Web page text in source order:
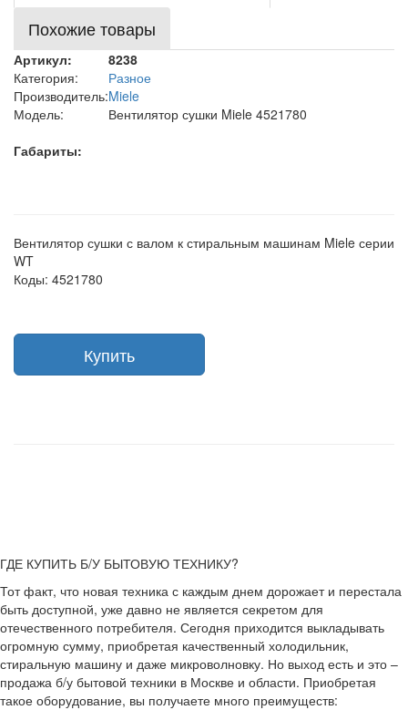
Похожие товары
Артикул:
8238
Категория:
Разное
Производитель:Miele
Модель:
Вентилятор сушки Miele 4521780
Габариты:
Вентилятор сушки с валом к стиральным машинам Miele серии
WT
Коды: 4521780
ГДЕ КУПИТЬ Б/У БЫТОВУЮ ТЕХНИКУ?
Тот факт, что новая техника с каждым днем дорожает и перестала
быть доступной, уже давно не является секретом для
отечественного потребителя. Сегодня приходится выкладывать
огромную сумму, приобретая качественный холодильник,
стиральную машину и даже микроволновку. Но выход есть и это –
продажа б/у бытовой техники в Москве и области. Приобретая
такое оборудование, вы получаете много преимуществ: